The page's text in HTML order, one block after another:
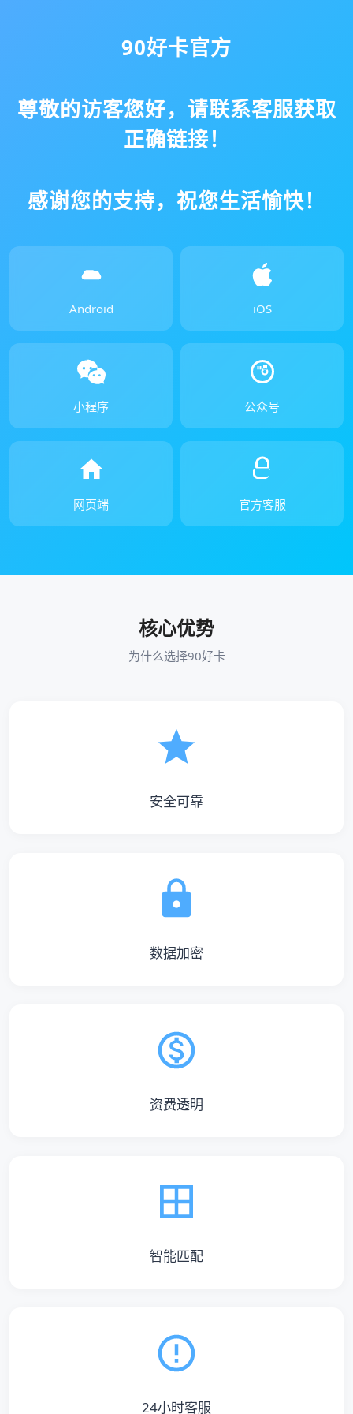
90好卡官方
尊敬的访客您好，请联系客服获取
正确链接！
感谢您的支持，祝您生活愉快！
Android iOS
小程序 公众号
网页端 官方客服
核心优势
为什么选择90好卡
安全可靠
数据加密
资费透明
智能匹配
24小时客服